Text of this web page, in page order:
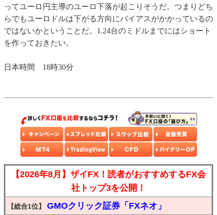
ってユーロ円主導のユーロ下落が起こりそうだ。つまりどち
らでもユーロドルは下がる方向にバイアスがかかっているの
ではないかということだ。1.24台のミドルまでにはショート
を作っておきたい。
日本時間 18時30分
【2026年8月】ザイFX！読者がおすすめするFX会
社トップ3を公開！
【総合1位】 GMOクリック証券「FXネオ」